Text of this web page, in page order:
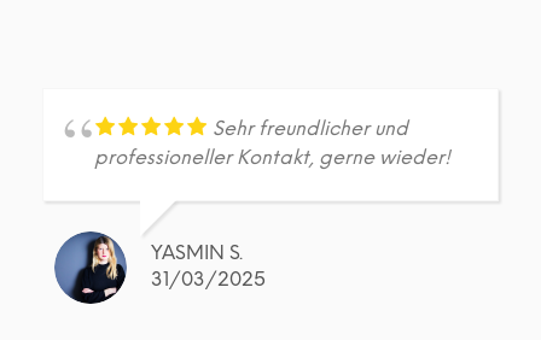
Sehr freundlicher und
professioneller Kontakt, gerne wieder!
YASMIN S.
31/03/2025